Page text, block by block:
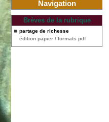
Navigation
Brèves de la rubrique
partage de richesse
édition papier / formats pdf